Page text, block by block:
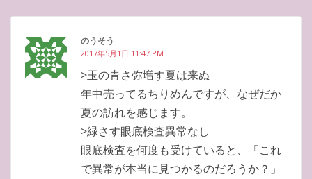
のうそう
2017年5月1日 11:47 PM
>玉の青さ弥増す夏は来ぬ
年中売ってるちりめんですが、なぜだか
夏の訪れを感じます。
>緑さす眼底検査異常なし
眼底検査を何度も受けていると、「これ
で異常が本当に見つかるのだろうか？」